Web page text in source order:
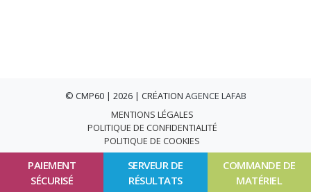
PAIEMENT
SÉCURISÉ
SERVEUR DE
RÉSULTATS
COMMANDE DE
MATÉRIEL
© CMP60 | 2026 | CRÉATION AGENCE LAFAB
MENTIONS LÉGALES
POLITIQUE DE CONFIDENTIALITÉ
POLITIQUE DE COOKIES